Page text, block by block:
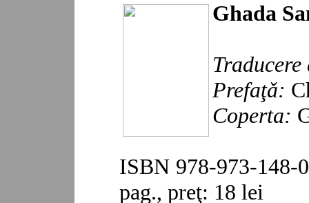
Ghada
Prefaţǎ:
Coperta:
ISBN 978-973-148-
pag., preţ: 18 lei